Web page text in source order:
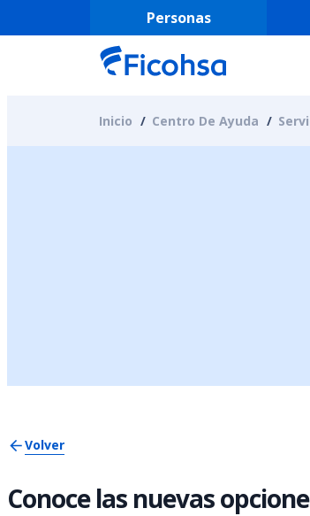
Personas
Inicio Centro De Ayuda
Volver
Conoce las nuevas